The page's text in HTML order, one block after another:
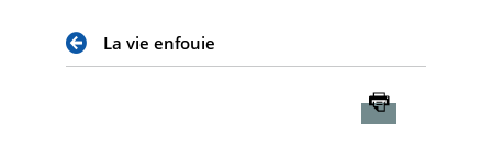
La vie enfouie